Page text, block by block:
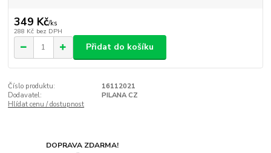
349 Kč/ks
288 Kč bez DPH
Přidat do košíku
Číslo produktu:
16112021
Dodavatel:
PILANA CZ
Hlídat cenu / dostupnost
DOPRAVA ZDARMA!